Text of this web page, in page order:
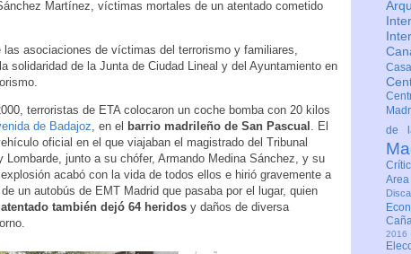
Martínez, víctimas mortales de un atentado cometido
asociaciones de víctimas del terrorismo y familiares,
solidaridad de la Junta de Ciudad Lineal y del Ayuntamiento en
terroristas de ETA colocaron un coche bomba con 20 kilos
de Badajoz , en el barrio madrileño de San Pascual
. El
oficial en el que viajaban el magistrado del Tribunal
junto a su chófer, Armando Medina Sánchez, y su
acabó con la vida de todos ellos e hirió gravemente a
un autobús de EMT Madrid que pasaba por el lugar, quien
atentado también dejó 64 heridos y daños de diversa
de
2016